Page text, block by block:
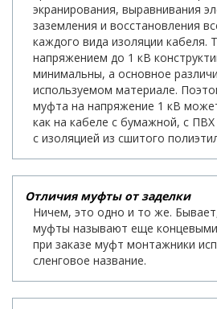
экранирования, выравнивания
заземления и восстановления
каждого вида изоляции кабеля.
напряжением до 1 кВ
минимальны, а основное
используемом материале.
муфта на напряжение 1 кВ
как на кабеле с бумажной, с
с изоляцией из сшитого
Отличия муфты от заделки
Ничем, это одно и то же.
муфты называют еще концевыми
при заказе муфт монтажники
сленговое название.